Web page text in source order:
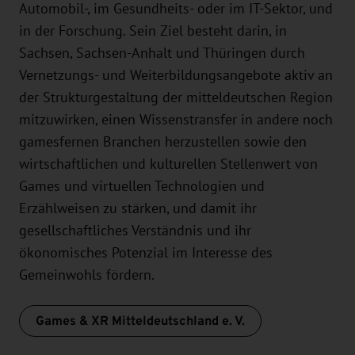
Automobil-, im Gesundheits- oder im IT-Sektor, und
in der Forschung. Sein Ziel besteht darin, in
Sachsen, Sachsen-Anhalt und Thüringen durch
Vernetzungs- und Weiterbildungsangebote aktiv an
der Strukturgestaltung der mitteldeutschen Region
mitzuwirken, einen Wissenstransfer in andere noch
gamesfernen Branchen herzustellen sowie den
wirtschaftlichen und kulturellen Stellenwert von
Games und virtuellen Technologien und
Erzählweisen zu stärken, und damit ihr
gesellschaftliches Verständnis und ihr
ökonomisches Potenzial im Interesse des
Gemeinwohls fördern.
Games & XR Mitteldeutschland e. V.